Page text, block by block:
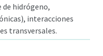
de hidrógeno,
interacciones
transversales.